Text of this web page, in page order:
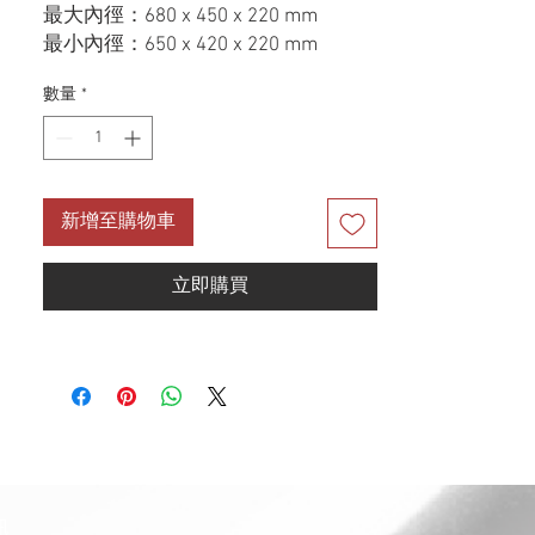
最大內徑：680 x 450 x 220 mm
最小內徑：650 x 420 x 220 mm
■附：ST145 雙層中提籠(S 彎管式)、
母槽+子槽ST 滴水籃010、新式竹砧板
■適用櫃體800mm以上
數量 *
新增至購物車
立即購買